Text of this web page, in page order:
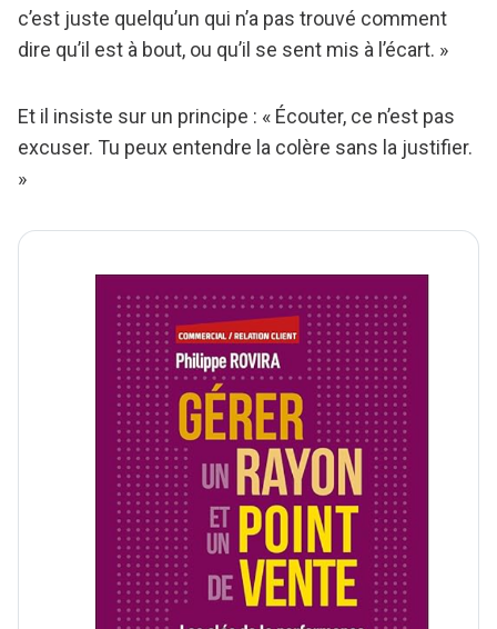
c’est juste quelqu’un qui n’a pas trouvé comment
dire qu’il est à bout, ou qu’il se sent mis à l’écart. »
Et il insiste sur un principe : « Écouter, ce n’est pas
excuser. Tu peux entendre la colère sans la justifier.
»